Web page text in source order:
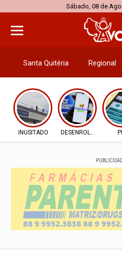
Sábado, 08 de
Santa Quitéria Regional
INUSITADO DESENROLA 2.0